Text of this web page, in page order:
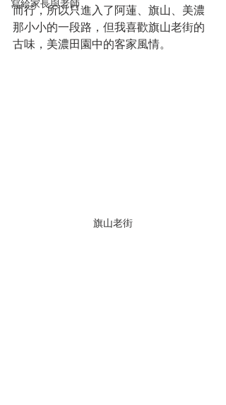
寫給家長與老師
而行，所以只進入了阿蓮、旗山、美濃
那小小的一段路，但我喜歡旗山老街的
古味，美濃田園中的客家風情。
旗山老街